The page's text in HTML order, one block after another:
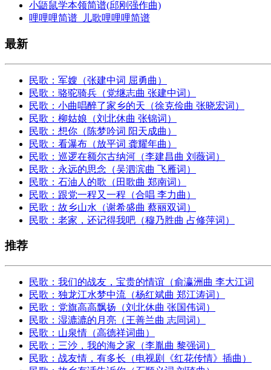
小鼯鼠学本领简谱(邱刚强作曲)
哩哩哩简谱_儿歌哩哩哩简谱
最新
民歌：军嫂（张建中词 屈勇曲）
民歌：骆驼骑兵（党继志曲 张建中词）
民歌：小曲唱醉了家乡的天（徐克俭曲 张晓宏词）
民歌：柳姑娘（刘北休曲 张锦词）
民歌：想你（陈梦吟词 阳天成曲）
民歌：看瀑布（放平词 龚耀年曲）
民歌：巡逻在额尔古纳河（李建昌曲 刘薇词）
民歌：永远的思念（吴泗滨曲 飞雁词）
民歌：石油人的歌（田歌曲 郑南词）
民歌：跟党一程又一程（合唱 李力曲）
民歌：故乡山水（谢希盛曲 蔡丽双词）
民歌：老家，还记得我吧（穆乃胜曲 占修萍词）
推荐
民歌：我们的战友，宝贵的情谊（俞瀛洲曲 李大江词
民歌：独龙江水梦中流（杨红斌曲 郑江涛词）
民歌：党旗高高飘扬（刘北休曲 张国伟词）
民歌：湿漉漉的月亮（王善兰曲 志同词）
民歌：山泉情（高德祥词曲）
民歌：三沙，我的海之家（李胤曲 黎强词）
民歌：战友情，有多长（电视剧《红花传情》插曲）